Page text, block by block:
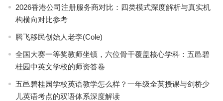
2026香港公司注册服务商对比：四类模式深度解析与真实机
构横向对比参考
腾飞移民创始人老李(Cole)
全国大赛一等奖教师坐镇，六位骨干覆盖核心学科：五邑碧
桂园中英文学校的师资答卷
五邑碧桂园学校英语教学怎么样？一年级全英授课与剑桥少
儿英语考点的双语体系深度解读